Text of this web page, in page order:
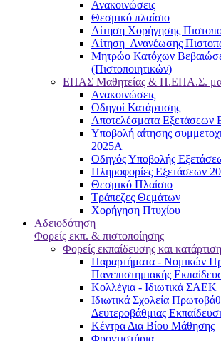
Ανακοινώσεις
Θεσμικό πλαίσιο
Αίτηση Χορήγησης
Αίτηση Ανανέωσης
Μητρώο Κατόχων
(Πιστοποιητικών)
ΕΠΑΣ Μαθητείας & Π.ΕΠΑ.Σ.
Ανακοινώσεις
Oδηγοί Κατάρτισης
Αποτελέσματα
Υποβολή αίτησης
2025Α
Οδηγός Υποβολής
Πληροφορίες Εξετάσεων
Θεσμικό Πλαίσιο
Τράπεζες Θεμάτων
Χορήγηση Πτυχίου
Αδειοδότηση
Φορείς εκπ. & πιστοποίησης
Φορείς εκπαίδευσης και
Παραρτήματα - Νομικών
Πανεπιστημιακής
Κολλέγια - Ιδιωτικά ΣΑΕΚ
Ιδιωτικά Σχολεία
Δευτεροβάθμιας
Κέντρα Δια Βίου Μάθησης
Φροντιστήρια